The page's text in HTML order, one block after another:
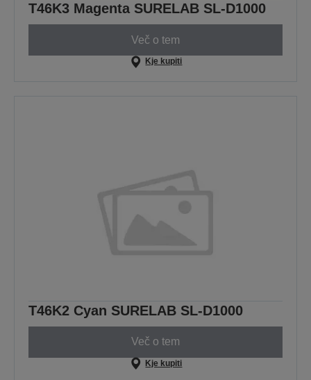
T46K3 Magenta SURELAB SL-D1000
Več o tem
Kje kupiti
T46K2 Cyan SURELAB SL-D1000
Več o tem
Kje kupiti